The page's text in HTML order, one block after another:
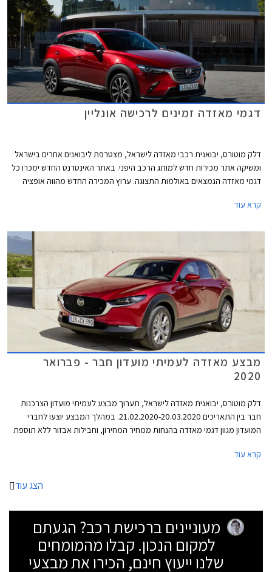
דגמי מאזדה זמינים לרכישה אונליין
דלק מוטורס, יבואנית רכבי מאזדה לישראל, מצטרפת ליבואנים אחרים בישראל
ומשיקה אתר מכירות חדש למותג הרכב היפני. באתר האינטרנט החדש ימכרו כל
דגמי מאזדה הנמצאים באולמות התצוגה. ערוץ המכירה החדש מהווה אופציה
הלקוחות אשר יבחרו ברכישה דרך האתר יהנו מתהליך מכירה מהיר ופשוט,
קרא עוד
מבצע מאזדה לעמיתי מועדון חבר - פברואר
2020
דלק מוטורס, יבואנית מאזדה לישראל, תערוך מבצע לעמיתי מועדון הצרכנות
חבר בין התאריכים 21.02.2020-20.03.2020. במהלך המבצע יוצעו לחברי
המועדון מגוון דגמי מאזדה בהנחות ממחיר המחירון, וחבילות אבזור ללא תוספת
ליס. המבצע יתקיים בכל אולמות התצוגה של מאזדה ברחבי הארץ.
קרא עוד
הצג עוד
מעוניינים ברכישת רכב? הגעתם
למקום הנכון. קבלו מהמומחים
שלנו ייעוץ חינם, הכירו את מבצעי